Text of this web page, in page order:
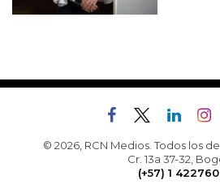
© 2026, RCN Medios. Todos los
Cr. 13a 37-32,
(+57) 1